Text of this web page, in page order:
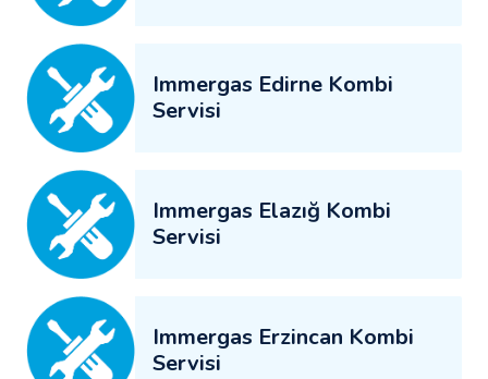
Immergas Edirne Kombi
Servisi
Immergas Elazığ Kombi
Servisi
Immergas Erzincan Kombi
Servisi